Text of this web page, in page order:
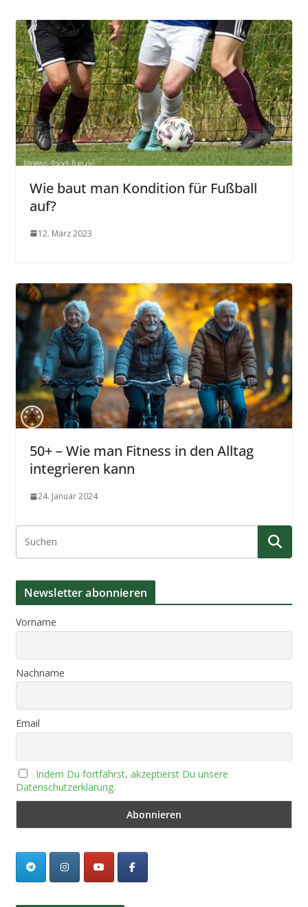
Wie baut man Kondition für Fußball
auf?
12. März 2023
50+ – Wie man Fitness in den Alltag
integrieren kann
24. Januar 2024
Newsletter abonnieren
Vorname
Nachname
Email
Indem Du fortfährst, akzeptierst Du unsere
Datenschutzerklärung.